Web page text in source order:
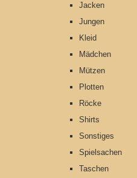
Jacken
Jungen
Kleid
Mädchen
Mützen
Plotten
Röcke
Shirts
Sonstiges
Spielsachen
Taschen